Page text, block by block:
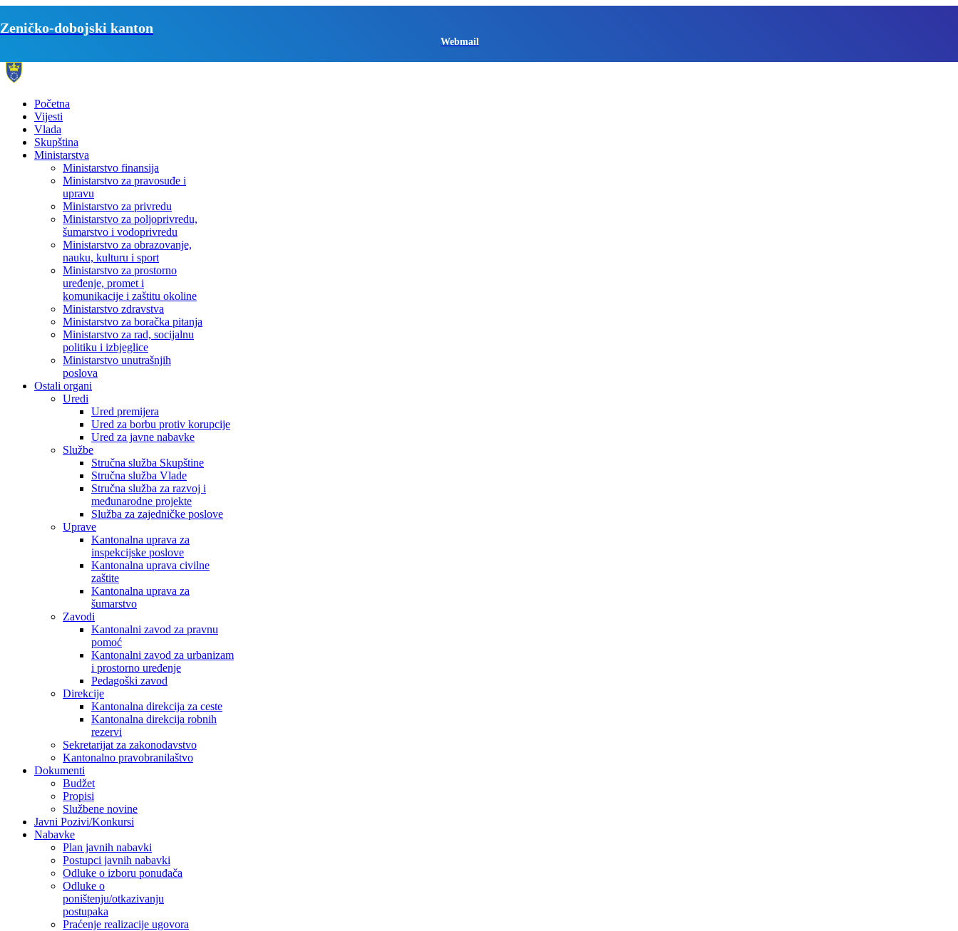
Zeničko-dobojski kanton
Webmail
Početna
Vijesti
Vlada
Skupština
Ministarstva
Ministarstvo finansija
Ministarstvo za pravosuđe i
upravu
Ministarstvo za privredu
Ministarstvo za poljoprivredu,
šumarstvo i vodoprivredu
Ministarstvo za obrazovanje,
nauku, kulturu i sport
Ministarstvo za prostorno
uređenje, promet i
komunikacije i zaštitu okoline
Ministarstvo zdravstva
Ministarstvo za boračka pitanja
Ministarstvo za rad, socijalnu
politiku i izbjeglice
Ministarstvo unutrašnjih
poslova
Ostali organi
Uredi
Ured premijera
Ured za borbu protiv korupcije
Ured za javne nabavke
Službe
Stručna služba Skupštine
Stručna služba Vlade
Stručna služba za razvoj i
međunarodne projekte
Služba za zajedničke poslove
Uprave
Kantonalna uprava za
inspekcijske poslove
Kantonalna uprava civilne
zaštite
Kantonalna uprava za
šumarstvo
Zavodi
Kantonalni zavod za pravnu
pomoć
Kantonalni zavod za urbanizam
i prostorno uređenje
Pedagoški zavod
Direkcije
Kantonalna direkcija za ceste
Kantonalna direkcija robnih
rezervi
Sekretarijat za zakonodavstvo
Kantonalno pravobranilaštvo
Dokumenti
Budžet
Propisi
Službene novine
Javni Pozivi/Konkursi
Nabavke
Plan javnih nabavki
Postupci javnih nabavki
Odluke o izboru ponuđača
Odluke o
poništenju/otkazivanju
postupaka
Praćenje realizacije ugovora